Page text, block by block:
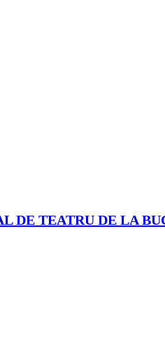
DE TEATRU DE LA